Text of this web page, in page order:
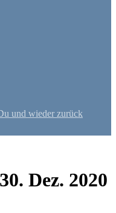
und wieder zurück
30. Dez. 2020